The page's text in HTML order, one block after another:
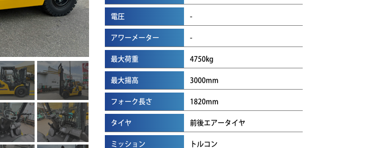
電圧 -
アワーメーター -
最大荷重 4750kg
最大揚高 3000mm
フォーク長さ 1820mm
タイヤ 前後エアータイヤ
ミッション トルコン